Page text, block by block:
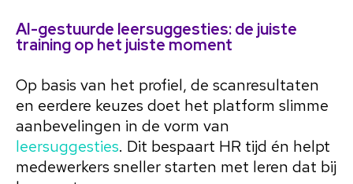
AI-gestuurde leersuggesties: de juiste
training op het juiste moment
Op basis van het profiel, de scanresultaten
en eerdere keuzes doet het platform slimme
aanbevelingen in de vorm van
leersuggesties. Dit bespaart HR tijd én helpt
medewerkers sneller starten met leren dat bij